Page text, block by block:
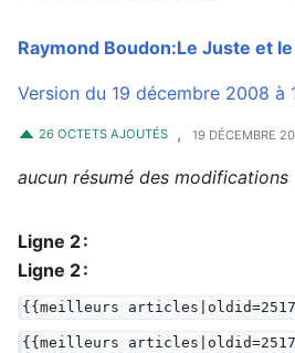
Raymond Boudon:Le Juste et
Version du 19 décembre 2008 à
26 OCTETS AJOUTÉS , 19 DÉCEMBRE
aucun résumé des modifications
Ligne 2 :
Ligne 2 :
{{meilleurs
{{meilleurs